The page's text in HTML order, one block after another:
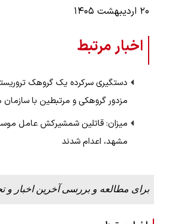
۲۰ اردیبهشت ۱۴۰۵
اخبار مرتبط
مزدور گروهکی و مرتبطین با سازمان
میزان: قاتلین شمشیرکش عامل
مشهد، اعدام شدند
برای مطالعه و بررسی آخرین اخبار و